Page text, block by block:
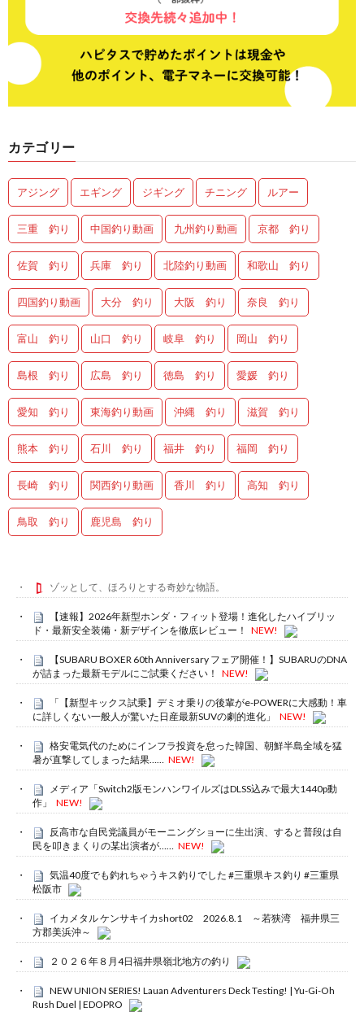
カテゴリー
アジング エギング ジギング チニング ルアー
三重 釣り 中国釣り動画 九州釣り動画 京都 釣り
佐賀 釣り 兵庫 釣り 北陸釣り動画 和歌山 釣り
四国釣り動画 大分 釣り 大阪 釣り 奈良 釣り
富山 釣り 山口 釣り 岐阜 釣り 岡山 釣り
島根 釣り 広島 釣り 徳島 釣り 愛媛 釣り
愛知 釣り 東海釣り動画 沖縄 釣り 滋賀 釣り
熊本 釣り 石川 釣り 福井 釣り 福岡 釣り
長崎 釣り 関西釣り動画 香川 釣り 高知 釣り
鳥取 釣り 鹿児島 釣り
ゾッとして、ほろりとする奇妙な物語。
【速報】2026年新型ホンダ・フィット登場！進化したハイブリッ
ド・最新安全装備・新デザインを徹底レビュー！
NEW!
【SUBARU BOXER 60th Anniversary フェア開催！】SUBARUのDNA
が詰まった最新モデルにご試乗ください！
NEW!
「【新型キックス試乗】デミオ乗りの後輩がe-POWERに大感動！車
に詳しくない一般人が驚いた日産最新SUVの劇的進化」
NEW!
格安電気代のためにインフラ投資を怠った韓国、朝鮮半島全域を猛
暑が直撃してしまった結果…… NEW!
メディア「Switch2版モンハンワイルズはDLSS込みで最大1440p動
作」
NEW!
反高市な自民党議員がモーニングショーに生出演、すると普段は自
民を叩きまくりの某出演者が……
NEW!
気温40度でも釣れちゃうキス釣りでした #三重県キス釣り #三重県
松阪市
イカメタル ケンサキイカshort02 2026.8.1 ～若狭湾 福井県三
方郡美浜沖～
２０２６年８月4日福井県嶺北地方の釣り
NEW UNION SERIES! Lauan Adventurers Deck Testing! | Yu-Gi-Oh
Rush Duel | EDOPRO